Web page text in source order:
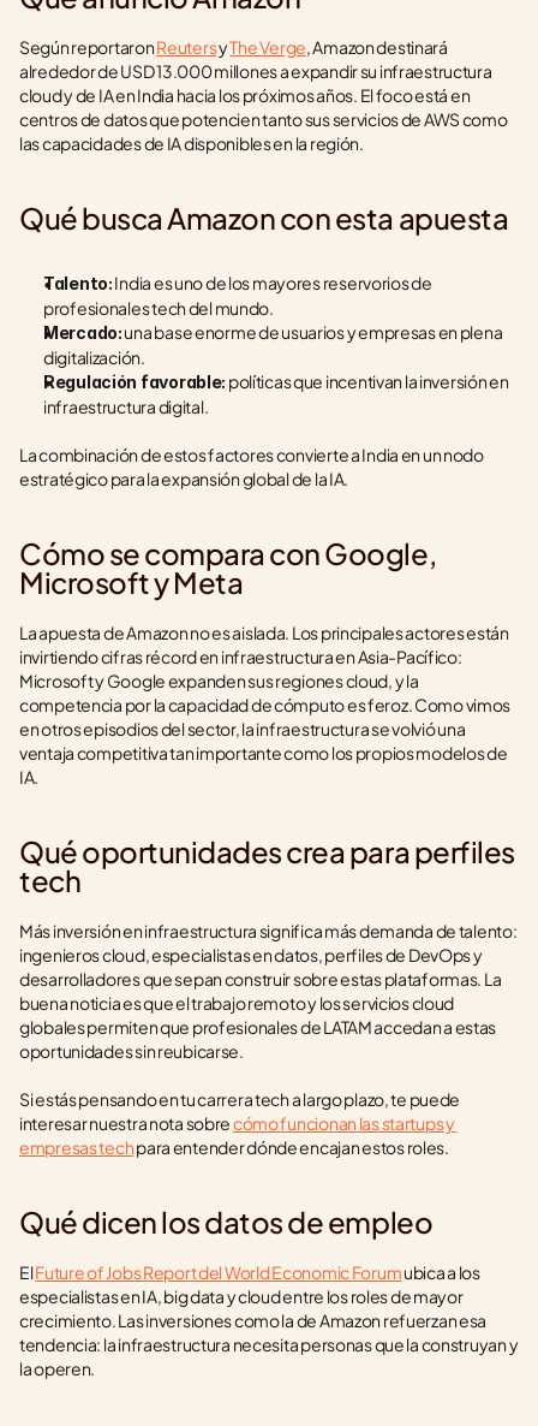
Según reportaron Reuters y The Verge, Amazon destinará
alrededor de USD 13.000 millones a expandir su infraestructura
cloud y de IA en India hacia los próximos años. El foco está en
centros de datos que potencien tanto sus servicios de AWS como
las capacidades de IA disponibles en la región.
Qué busca Amazon con esta apuesta
Talento: India es uno de los mayores reservorios de
profesionales tech del mundo.
Mercado: una base enorme de usuarios y empresas en plena
digitalización.
Regulación favorable: políticas que incentivan la inversión en
infraestructura digital.
La combinación de estos factores convierte a India en un nodo
estratégico para la expansión global de la IA.
Cómo se compara con Google,
Microsoft y Meta
La apuesta de Amazon no es aislada. Los principales actores están
invirtiendo cifras récord en infraestructura en Asia-Pacífico:
Microsoft y Google expanden sus regiones cloud, y la
competencia por la capacidad de cómputo es feroz. Como vimos
en otros episodios del sector, la infraestructura se volvió una
ventaja competitiva tan importante como los propios modelos de
IA.
Qué oportunidades crea para perfiles
tech
Más inversión en infraestructura significa más demanda de talento:
ingenieros cloud, especialistas en datos, perfiles de DevOps y
desarrolladores que sepan construir sobre estas plataformas. La
buena noticia es que el trabajo remoto y los servicios cloud
globales permiten que profesionales de LATAM accedan a estas
oportunidades sin reubicarse.
Si estás pensando en tu carrera tech a largo plazo, te puede
interesar nuestra nota sobre cómo funcionan las startups y
empresas tech para entender dónde encajan estos roles.
Qué dicen los datos de empleo
El Future of Jobs Report del World Economic Forum ubica a los
especialistas en IA, big data y cloud entre los roles de mayor
crecimiento. Las inversiones como la de Amazon refuerzan esa
tendencia: la infraestructura necesita personas que la construyan y
la operen.